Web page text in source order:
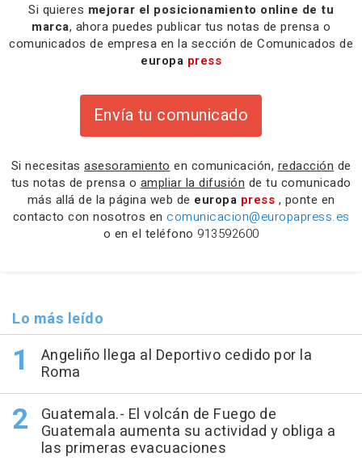
Si quieres mejorar el posicionamiento online de tu
marca, ahora puedes publicar tus notas de prensa o
comunicados de empresa en la sección de Comunicados de
europa press
Envía tu comunicado
Si necesitas asesoramiento en comunicación, redacción de
tus notas de prensa o ampliar la difusión de tu comunicado
más allá de la página web de europa press , ponte en
contacto con nosotros en comunicacion@europapress.es
o en el teléfono 913592600
Lo más leído
Angeliño llega al Deportivo cedido por la
Roma
Guatemala.- El volcán de Fuego de
Guatemala aumenta su actividad y obliga a
las primeras evacuaciones